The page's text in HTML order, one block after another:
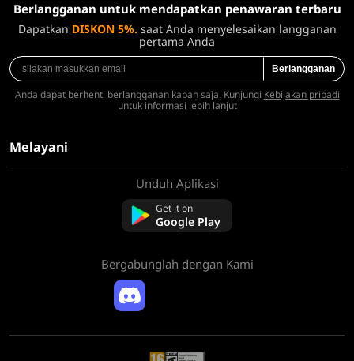
Berlangganan untuk mendapatkan penawaran terbaru
Dapatkan DISKON 5%. saat Anda menyelesaikan langganan
pertama Anda
Berlangganan
Anda dapat berhenti berlangganan kapan saja. Kunjungi Kebijakan pribadi
untuk informasi lebih lanjut
Melayani
Kebijakan Pengembalian Dana
Unduh Aplikasi
Get it on
Google Play
Bergabunglah dengan Kami